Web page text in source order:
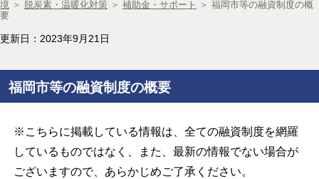
境 ＞ 脱炭素・温暖化対策 ＞ 補助金・サポート ＞ 福岡市等の融資制度の概
要
更新日：2023年9月21日
福岡市等の融資制度の概要
※こちらに掲載している情報は、全ての融資制度を網羅
しているものではなく、また、最新の情報でない場合が
ございますので、あらかじめご了承ください。